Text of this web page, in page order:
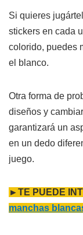
Si quieres
stickers en cada
colorido, puedes
el blanco.
Otra forma de
diseños y
garantizará un
en un dedo
juego.
►TE PUEDE
manchas